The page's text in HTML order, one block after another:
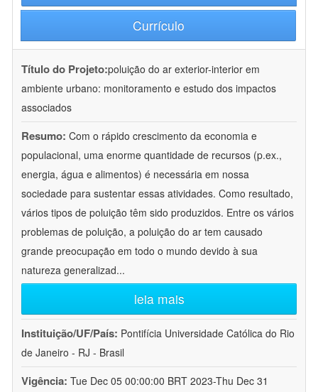
Currículo
Título do Projeto:poluição do ar exterior-interior em
ambiente urbano: monitoramento e estudo dos impactos
associados
Resumo: Com o rápido crescimento da economia e
populacional, uma enorme quantidade de recursos (p.ex.,
energia, água e alimentos) é necessária em nossa
sociedade para sustentar essas atividades. Como resultado,
vários tipos de poluição têm sido produzidos. Entre os vários
problemas de poluição, a poluição do ar tem causado
grande preocupação em todo o mundo devido à sua
natureza generalizad...
leia mais
Instituição/UF/País: Pontifícia Universidade Católica do Rio
de Janeiro - RJ - Brasil
Vigência: Tue Dec 05 00:00:00 BRT 2023-Thu Dec 31